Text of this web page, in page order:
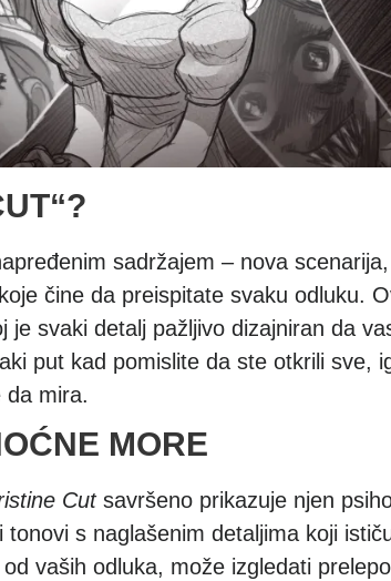
sadržajem – nova
čine da preispitate svaku odluku.
svaki detalj pažljivo dizajniran da
put kad pomislite da ste otkrili sve,
da mira.
MORE
Cutsavršeno prikazuje njen
s naglašenim detaljima koji
vaših odluka, može izgledati